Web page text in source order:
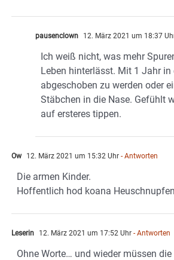
pausenclown 12. März 2021 um 18:37
Ich weiß nicht, was mehr
Leben hinterlässt. Mit 1 Jahr in
abgeschoben zu werden oder
Stäbchen in die Nase. Gefühlt
auf ersteres tippen.
Ow 12. März 2021 um 15:32 Uhr - Antworten
Die armen Kinder.
Hoffentlich hod koana
Leserin 12. März 2021 um 17:52 Uhr - Antworten
Ohne Worte… und wieder müssen die